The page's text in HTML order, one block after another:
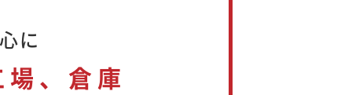
に
場、倉庫